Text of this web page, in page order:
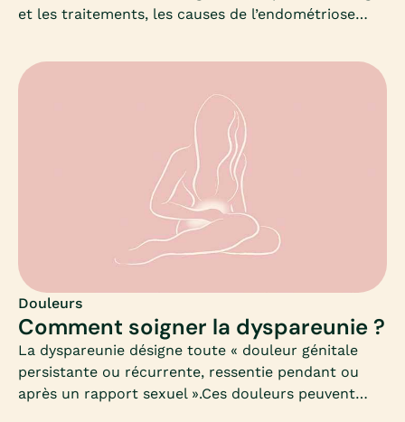
et les traitements, les causes de l’endométriose
permettant toujours pas de dépistage.Il est
cependant possible de mieux vivre avec. Mia fait le
point et vous accompagne dans vos démarches au
Douleurs
Comment soigner la dyspareunie ?
La dyspareunie désigne toute « douleur génitale
persistante ou récurrente, ressentie pendant ou
après un rapport sexuel ».Ces douleurs peuvent